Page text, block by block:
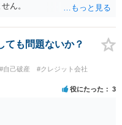
ん。
ても問題ないか？
#自己破産
#クレジット会社
役にたった 3